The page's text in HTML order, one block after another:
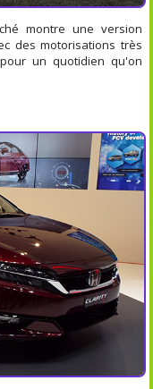
montre une version
des motorisations très
un quotidien qu'on